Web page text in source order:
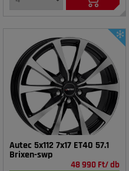
Autec 5x112 7x17 ET40 57.1
Brixen-swp
48 990 Ft/ db